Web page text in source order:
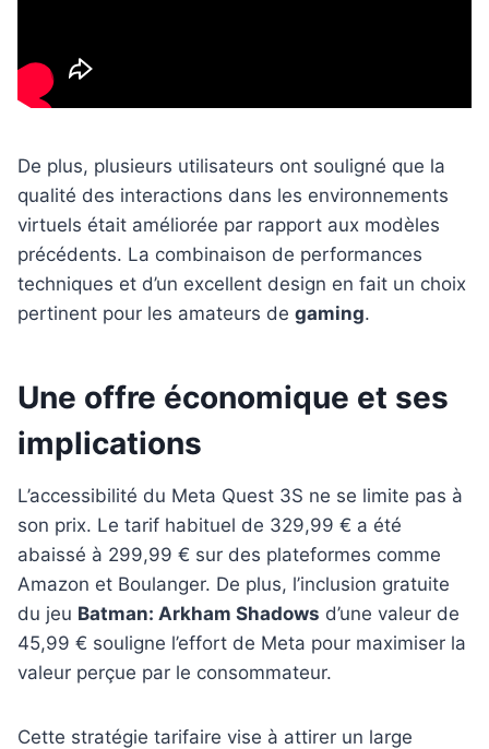
De plus, plusieurs utilisateurs ont souligné que la
qualité des interactions dans les environnements
virtuels était améliorée par rapport aux modèles
précédents. La combinaison de performances
techniques et d’un excellent design en fait un choix
pertinent pour les amateurs de gaming.
Une offre économique et ses
implications
L’accessibilité du Meta Quest 3S ne se limite pas à
son prix. Le tarif habituel de 329,99 € a été
abaissé à 299,99 € sur des plateformes comme
Amazon et Boulanger. De plus, l’inclusion gratuite
du jeu Batman: Arkham Shadows d’une valeur de
45,99 € souligne l’effort de Meta pour maximiser la
valeur perçue par le consommateur.
Cette stratégie tarifaire vise à attirer un large